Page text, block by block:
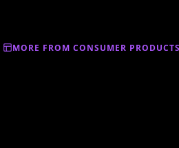
MORE FROM CONSUMER PRODUCTS